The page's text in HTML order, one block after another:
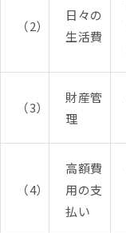
（2）
日々の
生活費
（3）
財産管
理
（4）
高額費
用の支
払い